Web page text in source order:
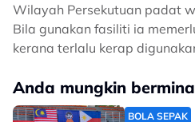
Wilayah Persekutuan padat
Bila gunakan fasiliti ia
kerana terlalu kerap
Anda mungkin
BOLA SEPAK